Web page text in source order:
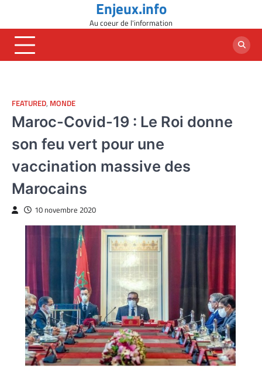
content
Enjeux.info
Au coeur de l'information
FEATURED, MONDE
Maroc-Covid-19 : Le Roi donne
son feu vert pour une
vaccination massive des
Marocains
10 novembre 2020